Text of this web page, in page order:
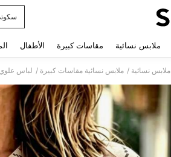
ملابس نسائية مقاسات كبيرة الأطفال
ملابس نسائية / ملابس نسائية مقاسات كبيرة / لباس